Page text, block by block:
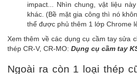
impact... Nhìn chung, vật liệu
khác. (Bề mặt gia công thì nó
thể được phủ thêm 1 lớp Chrome
Xem thêm về các dụng cụ cầm tay sửa
thép CR-V, CR-MO: Dụng cụ cầm tay
Ngoài ra còn 1 loại thép